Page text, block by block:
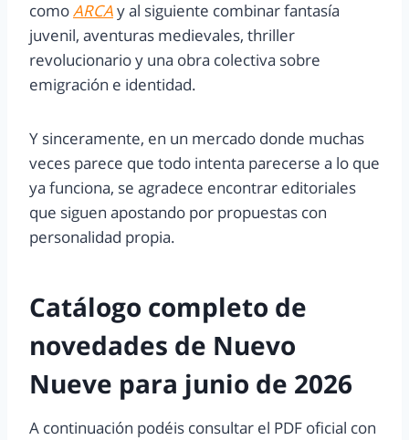
comoARCAy al siguiente combinar fantasía
juvenil, aventuras medievales, thriller
revolucionario y una obra colectiva sobre
emigración e identidad.
Y sinceramente, en un mercado donde muchas
veces parece que todo intenta parecerse a lo que
ya funciona, se agradece encontrar editoriales
que siguen apostando por propuestas con
personalidad propia.
Catálogo completo de
novedades de Nuevo
Nueve para junio de 2026
A continuación podéis consultar el PDF oficial con